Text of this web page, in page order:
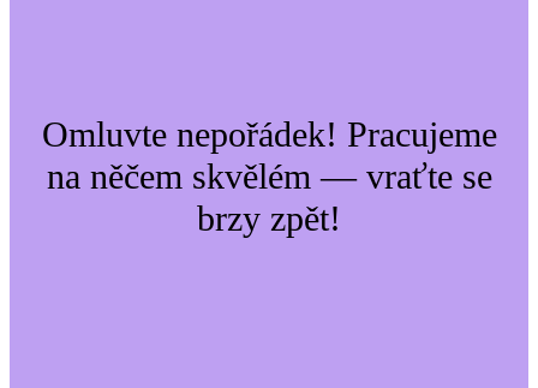
Omluvte nepořádek! Pracujeme
na něčem skvělém — vraťte se
brzy zpět!